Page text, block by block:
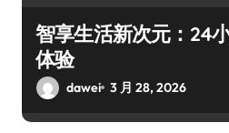
智享生活新次元：24
体验
dawei 3 月 28, 2026